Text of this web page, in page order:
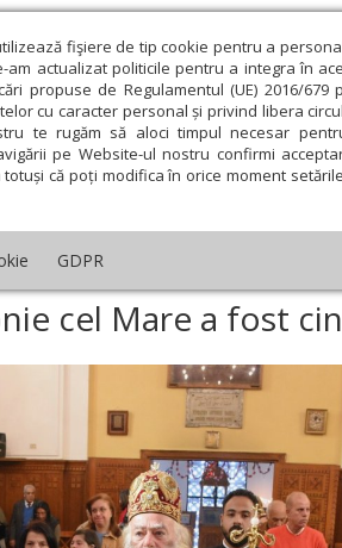
fişiere de tip cookie pentru a
am actualizat politicile pentru a integra în
propuse de Regulamentul (UE) 2016/
cu caracter personal și privind libera
te rugăm să aloci timpul necesar
pe Website-ul nostru confirmi
totuși că poți modifica în orice moment
GDPR
Teologie și spiritualitate
Educaţie Lumina literară şi
presei › Sfântul Cuvios Antonie cel Mare a
cel Mare a fost